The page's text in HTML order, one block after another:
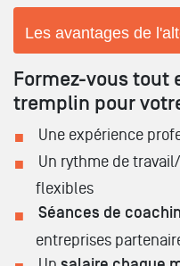
Les avantages de
Formez-vous tout
tremplin pour
Une expérience
Un rythme de
flexibles
Séances de
entreprises